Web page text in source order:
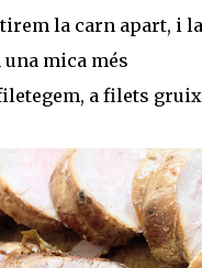
la carn apart, i
mica més
a filets